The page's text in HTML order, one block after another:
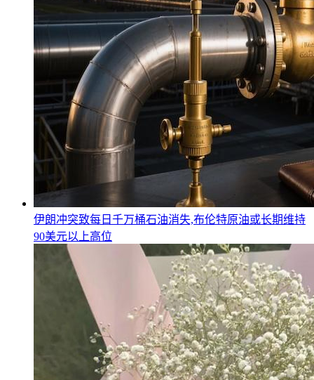
伊朗冲突致每日千万桶石油消失,布伦特原油或长期维持
90美元以上高位